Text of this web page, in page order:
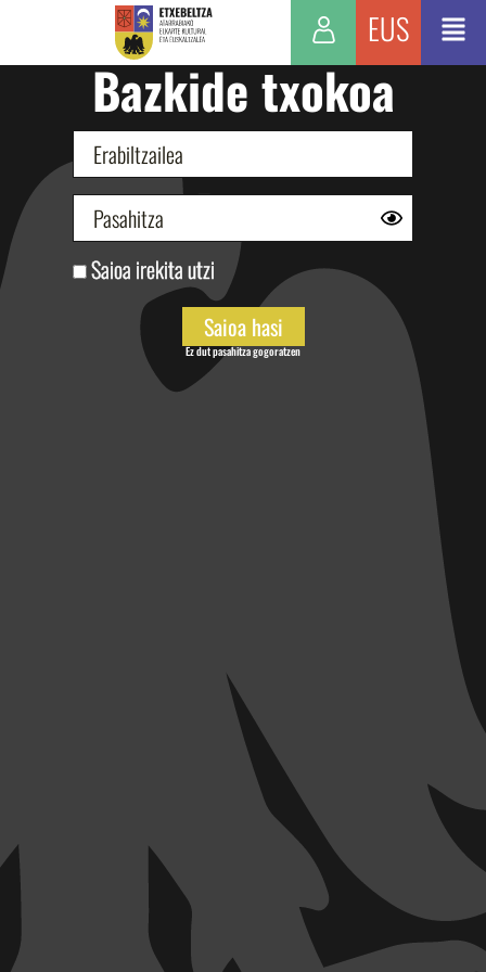
EUS
Bazkide txokoa
Saioa irekita utzi
Ez dut pasahitza gogoratzen